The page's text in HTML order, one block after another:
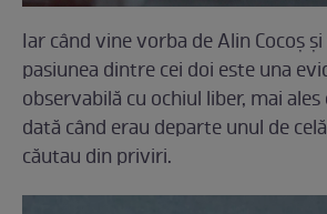
Iar când vine vorba de Alin Cocoș
pasiunea dintre cei doi este una
observabilă cu ochiul liber, mai
dată când erau departe unul de
căutau din priviri.